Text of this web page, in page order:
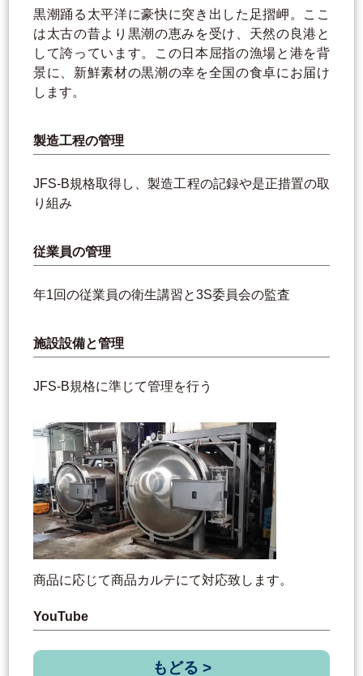
黒潮踊る太平洋に豪快に突き出した足摺岬。ここ
は太古の昔より黒潮の恵みを受け、天然の良港と
して誇っています。この日本屈指の漁場と港を背
景に、新鮮素材の黒潮の幸を全国の食卓にお届け
します。
製造工程の管理
JFS-B規格取得し、製造工程の記録や是正措置の取
り組み
従業員の管理
年1回の従業員の衛生講習と3S委員会の監査
施設設備と管理
JFS-B規格に準じて管理を行う
商品に応じて商品カルテにて対応致します。
YouTube
もどる >